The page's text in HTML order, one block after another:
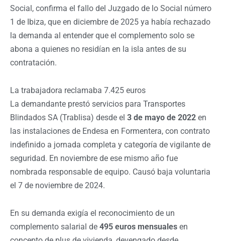
Social, confirma el fallo del Juzgado de lo Social número
1 de Ibiza, que en diciembre de 2025 ya había rechazado
la demanda al entender que el complemento solo se
abona a quienes no residían en la isla antes de su
contratación.
La trabajadora reclamaba 7.425 euros
La demandante prestó servicios para Transportes
Blindados SA (Trablisa) desde el 3 de mayo de 2022 en
las instalaciones de Endesa en Formentera, con contrato
indefinido a jornada completa y categoría de vigilante de
seguridad. En noviembre de ese mismo año fue
nombrada responsable de equipo. Causó baja voluntaria
el 7 de noviembre de 2024.
En su demanda exigía el reconocimiento de un
complemento salarial de 495 euros mensuales en